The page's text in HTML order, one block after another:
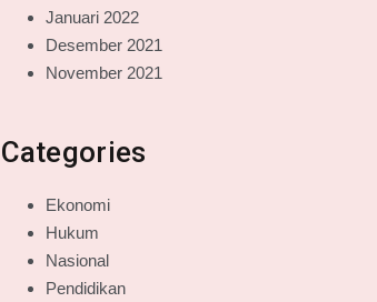
Januari 2022
Desember 2021
November 2021
Categories
Ekonomi
Hukum
Nasional
Pendidikan